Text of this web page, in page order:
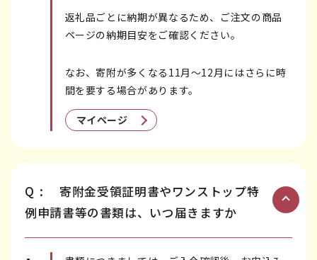
返礼品ごとに納期が異なるため、ご注文の商品
ページの納期目安をご確認ください。
なお、寄附が多くなる11月～12月にはさらに時
間を要する場合があります。
マイページ
Q:
寄附金受領証明書やワンストップ特
例申請書等の書類は、いつ届きますか